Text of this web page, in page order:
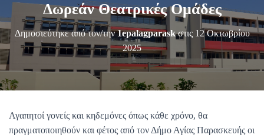
Ή
Π
Λ
Ο
Ή
Δωρεάν Θεατρικές Ομάδες
Δημοσιεύτηκε από τον/την1epalagparaskστις 12 Οκτωβρίου
2025
Αγαπητοί γονείς και κηδεμόνες όπως κάθε χρόνο, θα
πραγματοποιηθούν και φέτος από τον Δήμο Αγίας Παρασκευής οι